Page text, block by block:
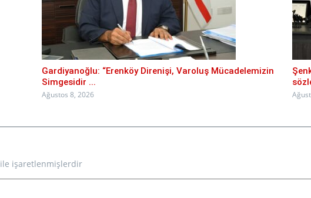
Gardiyanoğlu: “Erenköy Direnişi, Varoluş Mücadelemizin
Simgesidir ...
Ağustos 8, 2026
ile işaretlenmişlerdir